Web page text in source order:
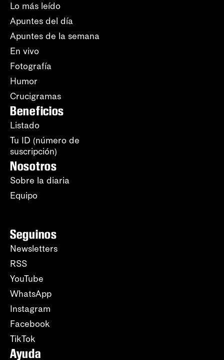
Lo más leído
Apuntes del día
Apuntes de la semana
En vivo
Fotografía
Humor
Crucigramas
Beneficios
Listado
Tu ID (número de
suscripción)
Nosotros
Sobre la diaria
Equipo
Seguinos
Newsletters
RSS
YouTube
WhatsApp
Instagram
Facebook
TikTok
Ayuda